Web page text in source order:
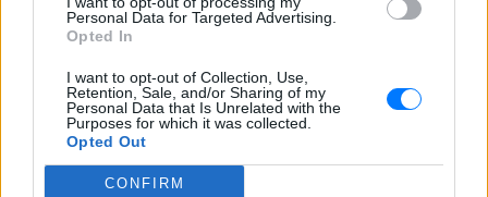
Personal Data for Targeted Advertising.
Opted In
I want to opt-out of Collection, Use,
Retention, Sale, and/or Sharing of my
Personal Data that Is Unrelated with the
Purposes for which it was collected.
Opted Out
CONFIRM
Διαβάστε περισσότερα θέματα για
Ομορφιά, Σχέσεις και φυσικάCelebrities
Pink.gr!
Ακολουθήστε το E-Radio.gr και στο Instagram